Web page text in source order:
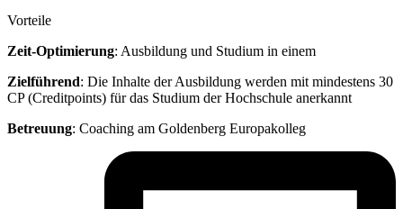
Vorteile
Zeit-Optimierung: Ausbildung und Studium in einem
Zielführend: Die Inhalte der Ausbildung werden mit mindestens 30
CP (Creditpoints) für das Studium der Hochschule anerkannt
Betreuung: Coaching am Goldenberg Europakolleg